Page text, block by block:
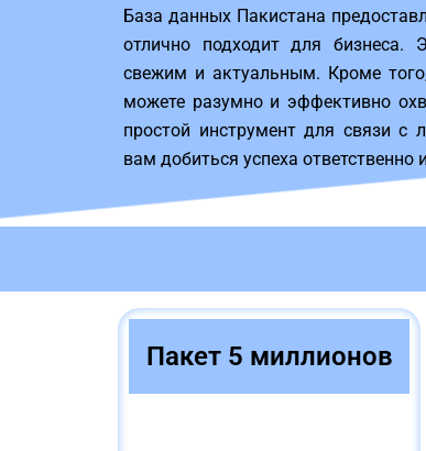
База данных Пакистана
отлично подходит для бизнеса.
свежим и актуальным. Кроме
можете разумно и эффективно
простой инструмент для связи
вам добиться успеха
Пакет 5 миллионов